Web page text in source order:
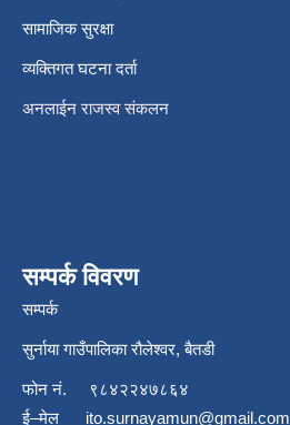
सामाजिक सुरक्षा
व्यक्तिगत घटना दर्ता
अनलाईन राजस्व संकलन
सम्पर्क विवरण
सम्पर्क
सुर्नाया गाउँपालिका रौलेश्वर, बैतडी
फोन नं.
९८४२२४७८६४
ई–मेल ito.surnayamun@gmail.com